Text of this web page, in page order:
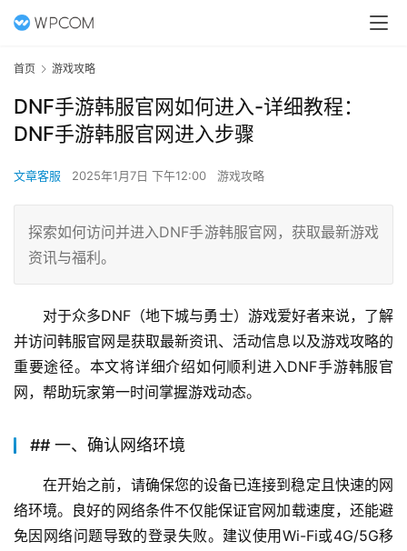
首页 游戏攻略
DNF手游韩服官网如何进入-详细教程：
DNF手游韩服官网进入步骤
文章客服 2025年1月7日 下午12:00 游戏攻略
探索如何访问并进入DNF手游韩服官网，获取最新游戏
资讯与福利。
对于众多DNF（地下城与勇士）游戏爱好者来说，了解
并访问韩服官网是获取最新资讯、活动信息以及游戏攻略的
重要途径。本文将详细介绍如何顺利进入DNF手游韩服官
网，帮助玩家第一时间掌握游戏动态。
## 一、确认网络环境
在开始之前，请确保您的设备已连接到稳定且快速的网
络环境。良好的网络条件不仅能保证官网加载速度，还能避
免因网络问题导致的登录失败。建议使用Wi-Fi或4G/5G移